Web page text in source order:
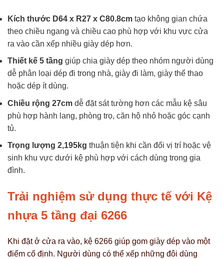
Kích thước D64 x R27 x C80.8cm tạo không gian chứa
theo chiều ngang và chiều cao phù hợp với khu vực cửa
ra vào cần xếp nhiều giày dép hơn.
Thiết kế 5 tầng giúp chia giày dép theo nhóm người dùng
dễ phân loại dép đi trong nhà, giày đi làm, giày thể thao
hoặc dép ít dùng.
Chiều rộng 27cm dễ đặt sát tường hơn các mẫu kệ sâu
phù hợp hành lang, phòng trọ, căn hộ nhỏ hoặc góc cạnh
tủ.
Trọng lượng 2,195kg thuận tiện khi cần đổi vị trí hoặc vệ
sinh khu vực dưới kệ phù hợp với cách dùng trong gia
đình.
Trải nghiệm sử dụng thực tế với Kệ
nhựa 5 tầng đại 6266
Khi đặt ở cửa ra vào, kệ 6266 giúp gom giày dép vào một
điểm cố định. Người dùng có thể xếp những đôi dùng